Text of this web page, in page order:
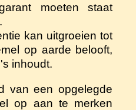
moeten staat
kan uitgroeien tot
op aarde belooft,
inhoudt.
van een opgelegde
op aan te merken